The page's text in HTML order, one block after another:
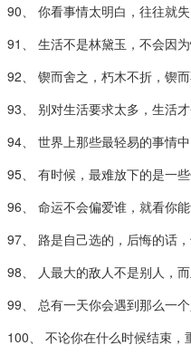
90、 你看事情太明白，往往就失
91、 生活不是林黛玉，不会因为
92、 锲而舍之，朽木不折，锲而
93、 别对生活要求太多，生活
94、 世界上那些最轻易的事情中
95、 有时候，最难放下的是一些
96、 命运不会偏爱谁，就看你能
97、 路是自己选的，后悔的话
98、 人最大的敌人不是别人，
99、 总有一天你会遇到那么一
100、 不论你在什么时候结束，